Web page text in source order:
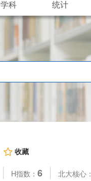
学科 统计
收藏
H指数： 6 北大核心：